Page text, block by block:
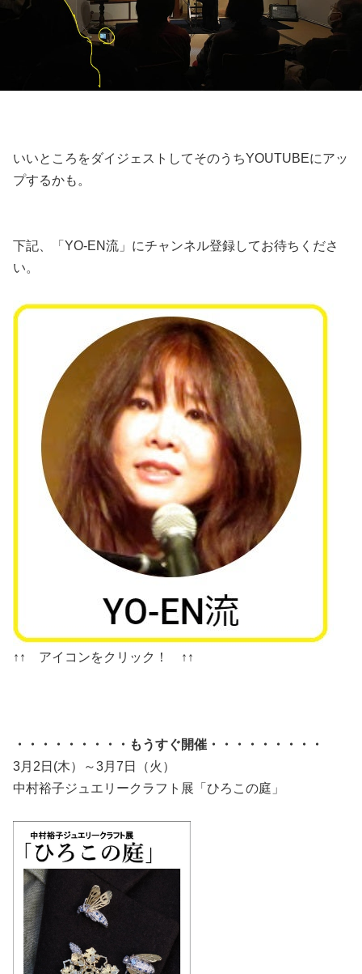
いいところをダイジェストしてそのうちYOUTUBEにアッ
プするかも。
下記、「YO-EN流」にチャンネル登録してお待ちくださ
い。
↑↑ アイコンをクリック！ ↑↑
・・・・・・・・・もうすぐ開催・・・・・・・・・
3月2日(木）～3月7日（火）
中村裕子ジュエリークラフト展「ひろこの庭」